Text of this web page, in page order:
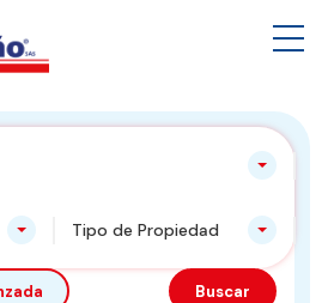
Tipo de Propiedad
Buscar